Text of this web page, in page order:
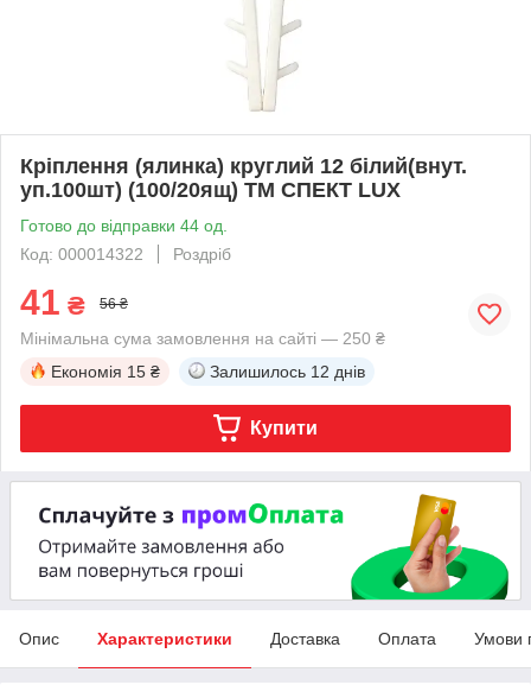
Кріплення (ялинка) круглий 12 білий(внут.
уп.100шт) (100/20ящ) ТМ СПЕКТ LUX
Готово до відправки 44 од.
Код: 000014322
Роздріб
41 ₴ 56 ₴
Мінімальна сума замовлення на сайті — 250 ₴
Економія 15 ₴ Залишилось 12 днів
Купити
Опис Характеристики Доставка Оплата Умови